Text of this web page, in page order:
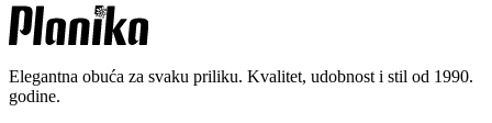
Elegantna obuća za svaku priliku. Kvalitet, udobnost i stil od 1990.
godine.